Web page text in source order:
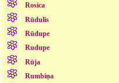
Rosica
Rūdulis
Rūdupe
Rudupe
Rūja
Rumbiņa